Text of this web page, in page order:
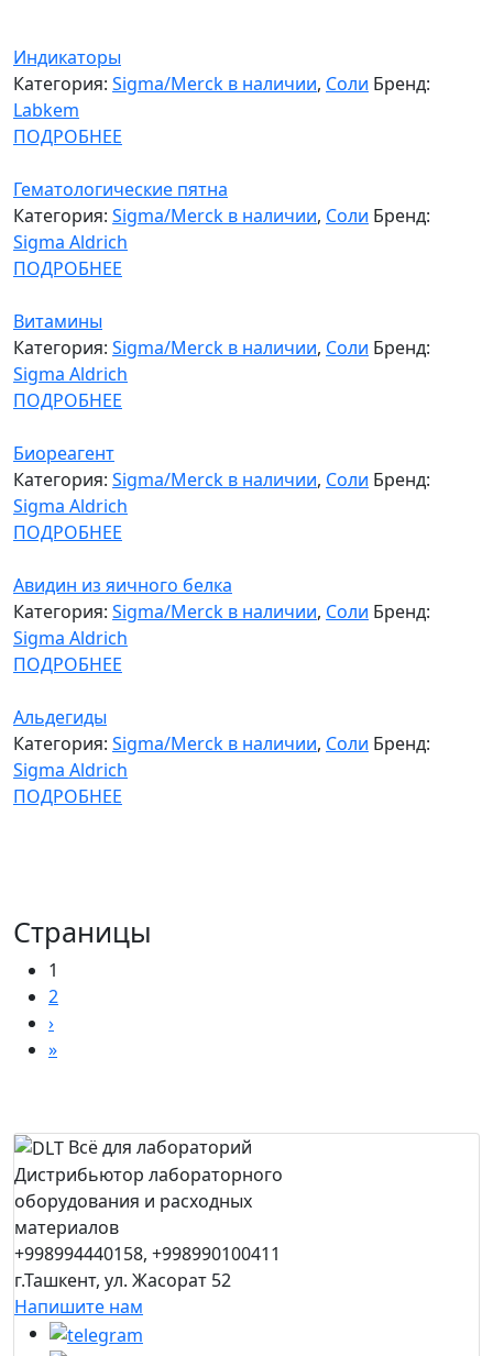
Индикаторы
Категория: Sigma/Merck в наличии, Соли Бренд:
Labkem
ПОДРОБНЕЕ
Гематологические пятна
Категория: Sigma/Merck в наличии, Соли Бренд:
Sigma Aldrich
ПОДРОБНЕЕ
Витамины
Категория: Sigma/Merck в наличии, Соли Бренд:
Sigma Aldrich
ПОДРОБНЕЕ
Биореагент
Категория: Sigma/Merck в наличии, Соли Бренд:
Sigma Aldrich
ПОДРОБНЕЕ
Авидин из яичного белка
Категория: Sigma/Merck в наличии, Соли Бренд:
Sigma Aldrich
ПОДРОБНЕЕ
Альдегиды
Категория: Sigma/Merck в наличии, Соли Бренд:
Sigma Aldrich
ПОДРОБНЕЕ
Страницы
1
2
›
»
Всё для лабораторий
Дистрибьютор лабораторного
оборудования и расходных
материалов
+998994440158, +998990100411
г.Ташкент, ул. Жасорат 52
Напишите нам